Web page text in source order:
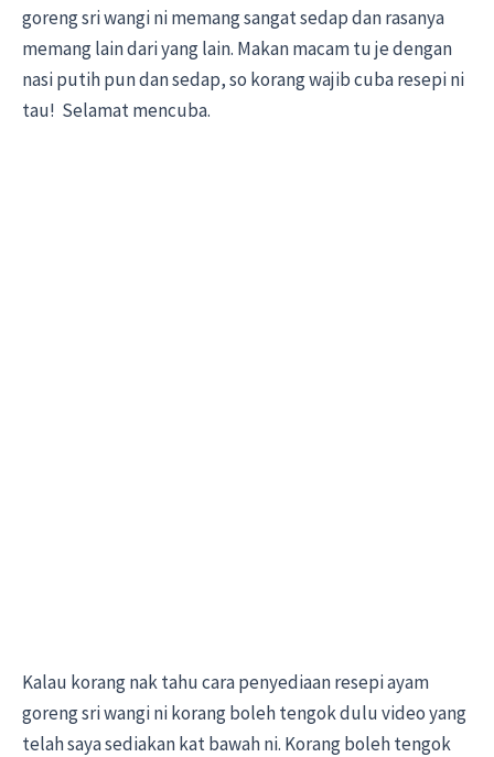
goreng sri wangi ni memang sangat sedap dan rasanya
memang lain dari yang lain. Makan macam tu je dengan
nasi putih pun dan sedap, so korang wajib cuba resepi ni
tau! Selamat mencuba.
Kalau korang nak tahu cara penyediaan resepi ayam
goreng sri wangi ni korang boleh tengok dulu video yang
telah saya sediakan kat bawah ni. Korang boleh tengok